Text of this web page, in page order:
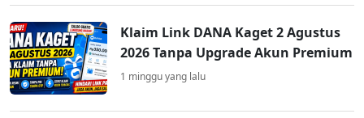
Klaim Link DANA Kaget 2 Agustus
2026 Tanpa Upgrade Akun Premium
1 minggu yang lalu